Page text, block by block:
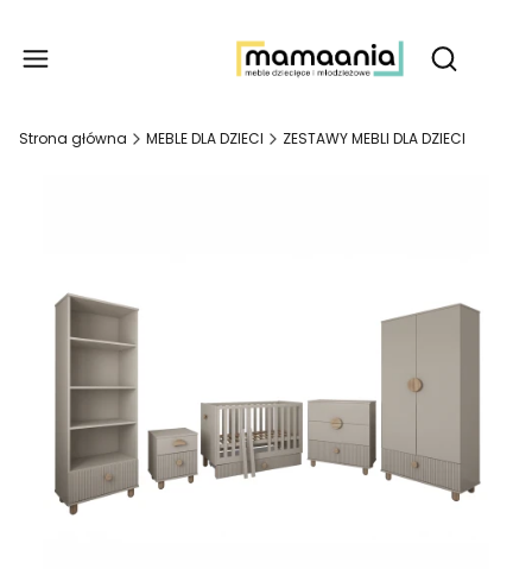
Otwórz
Strona główna MEBLE DLA DZIECI ZESTAWY MEBLI DLA DZIECI